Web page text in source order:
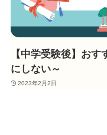
【中学受験後】お
にしない～
2023年2月2日